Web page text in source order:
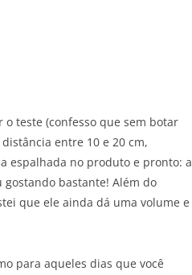
teste (confesso que sem botar
entre 10 e 20 cm,
espalhada no produto e pronto: a
gostando bastante! Além do
que ele ainda dá uma volume e
para aqueles dias que você